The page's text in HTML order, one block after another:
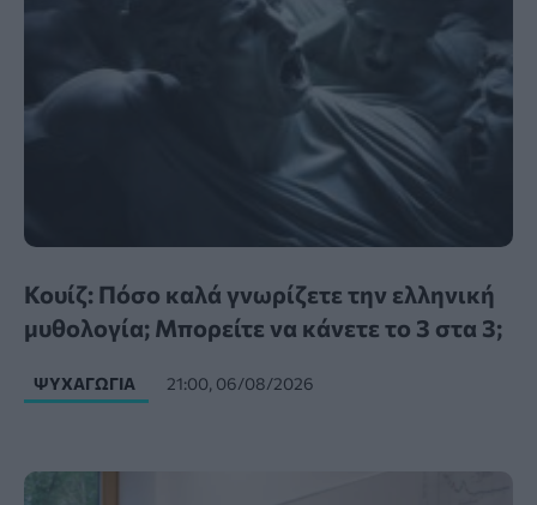
Κουίζ: Πόσο καλά γνωρίζετε την ελληνική
μυθολογία; Μπορείτε να κάνετε το 3 στα 3;
ΨΥΧΑΓΩΓΊΑ 21:00, 06/08/2026